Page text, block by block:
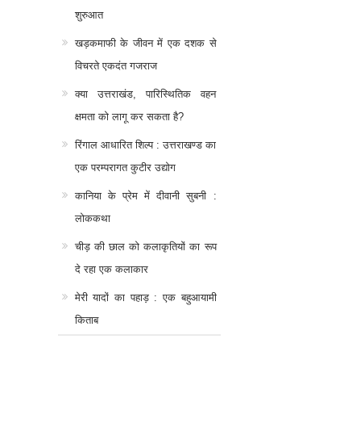
शुरुआत
खड़कमाफी के जीवन में एक दशक से
विचरते एकदंत गजराज
क्या उत्तराखंड, पारिस्थितिक वहन
क्षमता को लागू कर सकता है?
रिंगाल आधारित शिल्प : उत्तराखण्ड का
एक परम्परागत कुटीर उद्योग
कानिया के प्रेम में दीवानी सुबनी :
लोककथा
चीड़ की छाल को कलाकृतियों का रूप
दे रहा एक कलाकार
मेरी यादों का पहाड़ : एक बहुआयामी
किताब